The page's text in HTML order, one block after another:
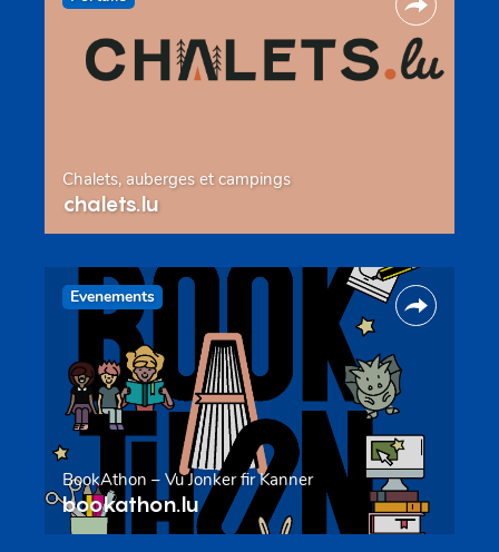
Chalets, auberges et campings
chalets.lu
Evenements
BookAthon – Vu Jonker fir Kanner
bookathon.lu